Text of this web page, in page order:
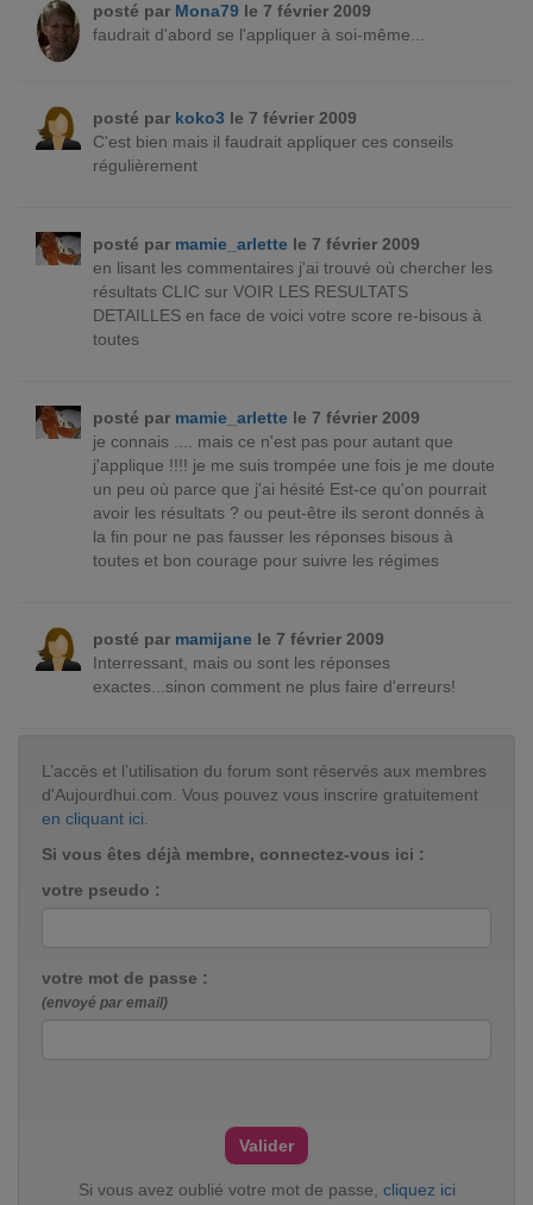
posté par Mona79le 7 février 2009
faudrait d'abord se l'appliquer à soi-même...
posté par koko3 le 7 février 2009
C'est bien mais il faudrait appliquer ces conseils
régulièrement
posté par mamie_arlettele 7 février 2009
en lisant les commentaires j'ai trouvé où chercher les
résultats CLIC sur VOIR LES RESULTATS
DETAILLES en face de voici votre score re-bisous à
toutes
posté par mamie_arlettele 7 février 2009
je connais .... mais ce n'est pas pour autant que
j'applique !!!! je me suis trompée une fois je me doute
un peu où parce que j'ai hésité Est-ce qu'on pourrait
avoir les résultats ? ou peut-être ils seront donnés à
la fin pour ne pas fausser les réponses bisous à
toutes et bon courage pour suivre les régimes
posté par mamijanele 7 février 2009
Interressant, mais ou sont les réponses
exactes...sinon comment ne plus faire d'erreurs!
L’accès et l’utilisation du forum sont réservés aux membres
d'Aujourdhui.com. Vous pouvez vous inscrire gratuitement
en cliquant ici
Si vous êtes déjà membre, connectez-vous ici :
votre pseudo :
votre mot de passe :
(envoyé par email)
Si vous avez oublié votre mot de passe, cliquez ici